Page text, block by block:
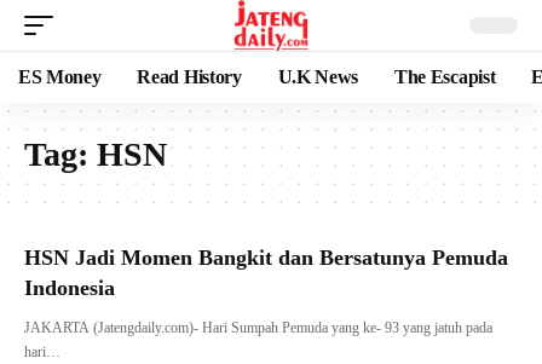
ES Money Read History U.K News The Escapist
Tag: HSN
HSN Jadi Momen Bangkit dan Bersatunya Pemuda
Indonesia
JAKARTA (Jatengdaily.com)- Hari Sumpah Pemuda yang ke- 93 yang jatuh pada
hari…